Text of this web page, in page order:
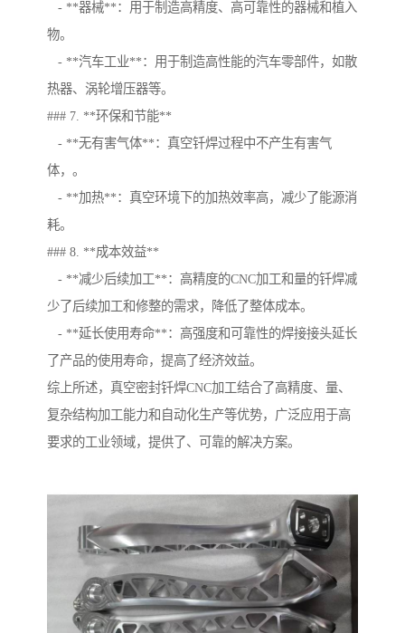
- **器械**：用于制造高精度、高可靠性的器械和植入
物。
- **汽车工业**：用于制造高性能的汽车零部件，如散
热器、涡轮增压器等。
### 7. **环保和节能**
- **无有害气体**：真空钎焊过程中不产生有害气
体，。
- **加热**：真空环境下的加热效率高，减少了能源消
耗。
### 8. **成本效益**
- **减少后续加工**：高精度的CNC加工和量的钎焊减
少了后续加工和修整的需求，降低了整体成本。
- **延长使用寿命**：高强度和可靠性的焊接接头延长
了产品的使用寿命，提高了经济效益。
综上所述，真空密封钎焊CNC加工结合了高精度、量、
复杂结构加工能力和自动化生产等优势，广泛应用于高
要求的工业领域，提供了、可靠的解决方案。